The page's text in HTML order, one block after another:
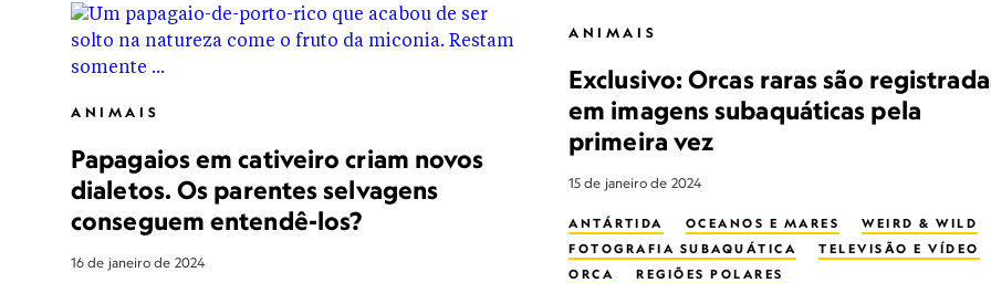
ANIMAIS
Papagaios em cativeiro criam novos
dialetos. Os parentes selvagens
conseguem entendê-los?
16 de janeiro de 2024
ANIMAIS
Exclusivo: Orcas raras são
em imagens subaquáticas pela
primeira vez
15 de janeiro de 2024
ANTÁRTIDA OCEANOS E MARES
WEIRD & WILD
FOTOGRAFIA SUBAQUÁTICA
TELEVISÃO E VÍDEO
ORCA
REGIÕES POLARES